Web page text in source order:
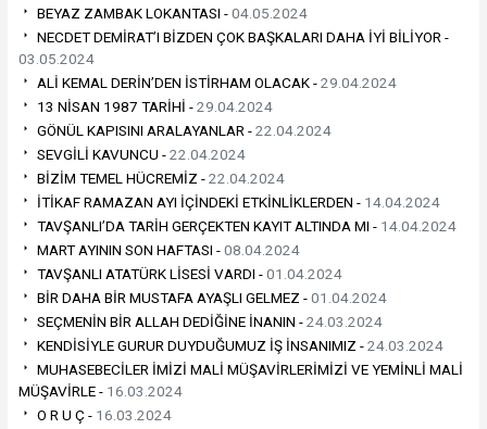
BEYAZ ZAMBAK LOKANTASI -04.05.2024
NECDET DEMİRAT’I BİZDEN ÇOK BAŞKALARI DAHA İYİ BİLİYOR -
03.05.2024
ALİ KEMAL DERİN’DEN İSTİRHAM OLACAK -29.04.2024
13 NİSAN 1987 TARİHİ -29.04.2024
GÖNÜL KAPISINI ARALAYANLAR -22.04.2024
SEVGİLİ KAVUNCU -22.04.2024
BİZİM TEMEL HÜCREMİZ -22.04.2024
İTİKAF RAMAZAN AYI İÇİNDEKİ ETKİNLİKLERDEN - 14.04.2024
TAVŞANLI’DA TARİH GERÇEKTEN KAYIT ALTINDA MI - 14.04.2024
MART AYININ SON HAFTASI -08.04.2024
TAVŞANLI ATATÜRK LİSESİ VARDI -01.04.2024
BİR DAHA BİR MUSTAFA AYAŞLI GELMEZ -01.04.2024
SEÇMENİN BİR ALLAH DEDİĞİNE İNANIN -24.03.2024
KENDİSİYLE GURUR DUYDUĞUMUZ İŞ İNSANIMIZ -24.03.2024
MUHASEBECİLER İMİZİ MALİ MÜŞAVİRLERİMİZİ VE YEMİNLİ MALİ
MÜŞAVİRLE - 16.03.2024
O R U Ç - 16.03.2024